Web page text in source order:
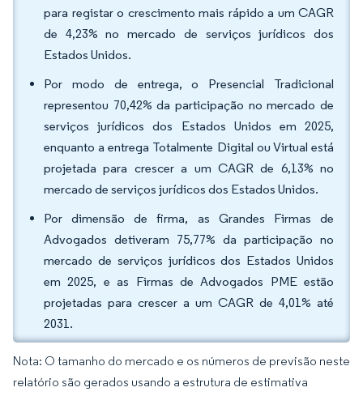
para registar o crescimento mais rápido a um CAGR
de 4,23% no mercado de serviços jurídicos dos
Estados Unidos.
Por modo de entrega, o Presencial Tradicional
representou 70,42% da participação no mercado de
serviços jurídicos dos Estados Unidos em 2025,
enquanto a entrega Totalmente Digital ou Virtual está
projetada para crescer a um CAGR de 6,13% no
mercado de serviços jurídicos dos Estados Unidos.
Por dimensão de firma, as Grandes Firmas de
Advogados detiveram 75,77% da participação no
mercado de serviços jurídicos dos Estados Unidos
em 2025, e as Firmas de Advogados PME estão
projetadas para crescer a um CAGR de 4,01% até
2031.
Nota: O tamanho do mercado e os números de previsão neste
relatório são gerados usando a estrutura de estimativa